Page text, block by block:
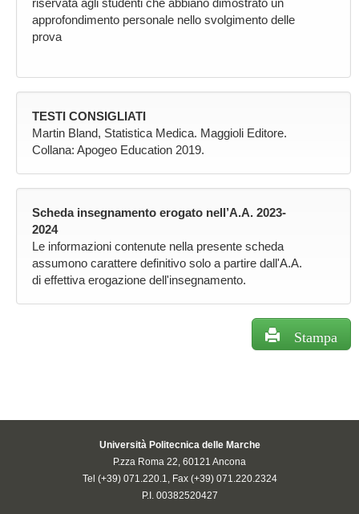
riservata agli studenti che abbiano dimostrato un
approfondimento personale nello svolgimento delle
prova
TESTI CONSIGLIATI
Martin Bland, Statistica Medica. Maggioli Editore.
Collana: Apogeo Education 2019.
Scheda insegnamento erogato nell’A.A. 2023-
2024
Le informazioni contenute nella presente scheda
assumono carattere definitivo solo a partire dall'A.A.
di effettiva erogazione dell'insegnamento.
Stampa
Università Politecnica delle Marche
P.zza Roma 22, 60121 Ancona
Tel (+39) 071.220.1, Fax (+39) 071.220.2324
P.I. 00382520427